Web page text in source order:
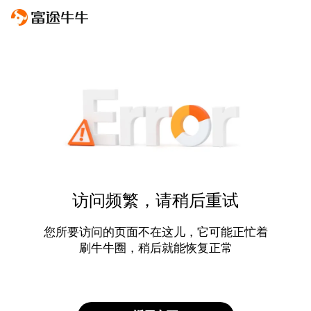
访问频繁，请稍后重试
您所要访问的页面不在这儿，它可能正忙着
刷牛牛圈，稍后就能恢复正常